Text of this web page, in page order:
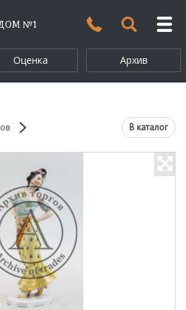
№1
Оценка Архив
В каталог